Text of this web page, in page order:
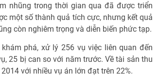
nhũng trong thời gian qua đã được triển
một số thành quả tích cực, nhưng kết quả
còn nghiêm trọng và diễn biến phức tạp.
phá, xử lý 256 vụ việc liên quan đến
25 bị can so với năm trước. Về tài sản thu
với nhiều vụ án lớn đạt trên 22%.